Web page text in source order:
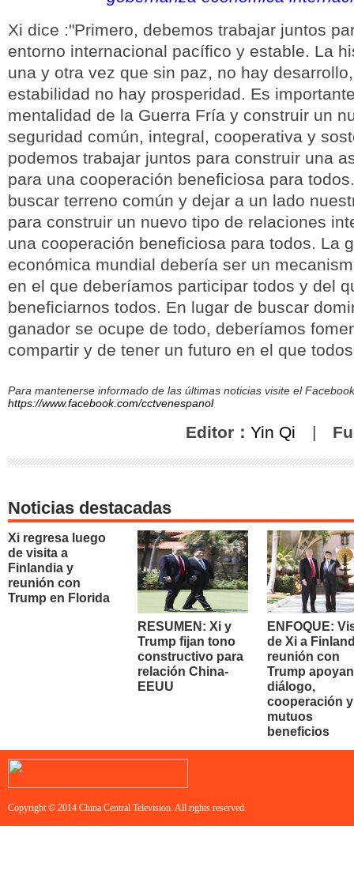
Xi dice :"Primero, debemos trabajar juntos
entorno internacional pacífico y estable. La
una y otra vez que sin paz, no hay
estabilidad no hay prosperidad. Es
mentalidad de la Guerra Fría y construir un
seguridad común, integral, cooperativa y
podemos trabajar juntos para construir una
para una cooperación beneficiosa para
buscar terreno común y dejar a un lado
para construir un nuevo tipo de relaciones
una cooperación beneficiosa para todos. La
económica mundial debería ser un
en el que deberíamos participar todos y del
beneficiarnos todos. En lugar de buscar
ganador se ocupe de todo, deberíamos
compartir y de tener un futuro en el que
Para mantenerse informado de las últimas noticias visite el
https://www.facebook.com/cctvenespanol
Editor： Yin Qi |
Noticias destacadas
Xi regresa luego
de visita a
Finlandia y
reunión con
Trump en Florida
RESUMEN: Xi y
Trump fijan tono
constructivo para
relación China-
EEUU
ENFOQUE:
de Xi a
reunión con
Trump apoyan
diálogo,
cooperación y
mutuos
beneficios
Copyright © 2014 China Central Television. All rights reserved.